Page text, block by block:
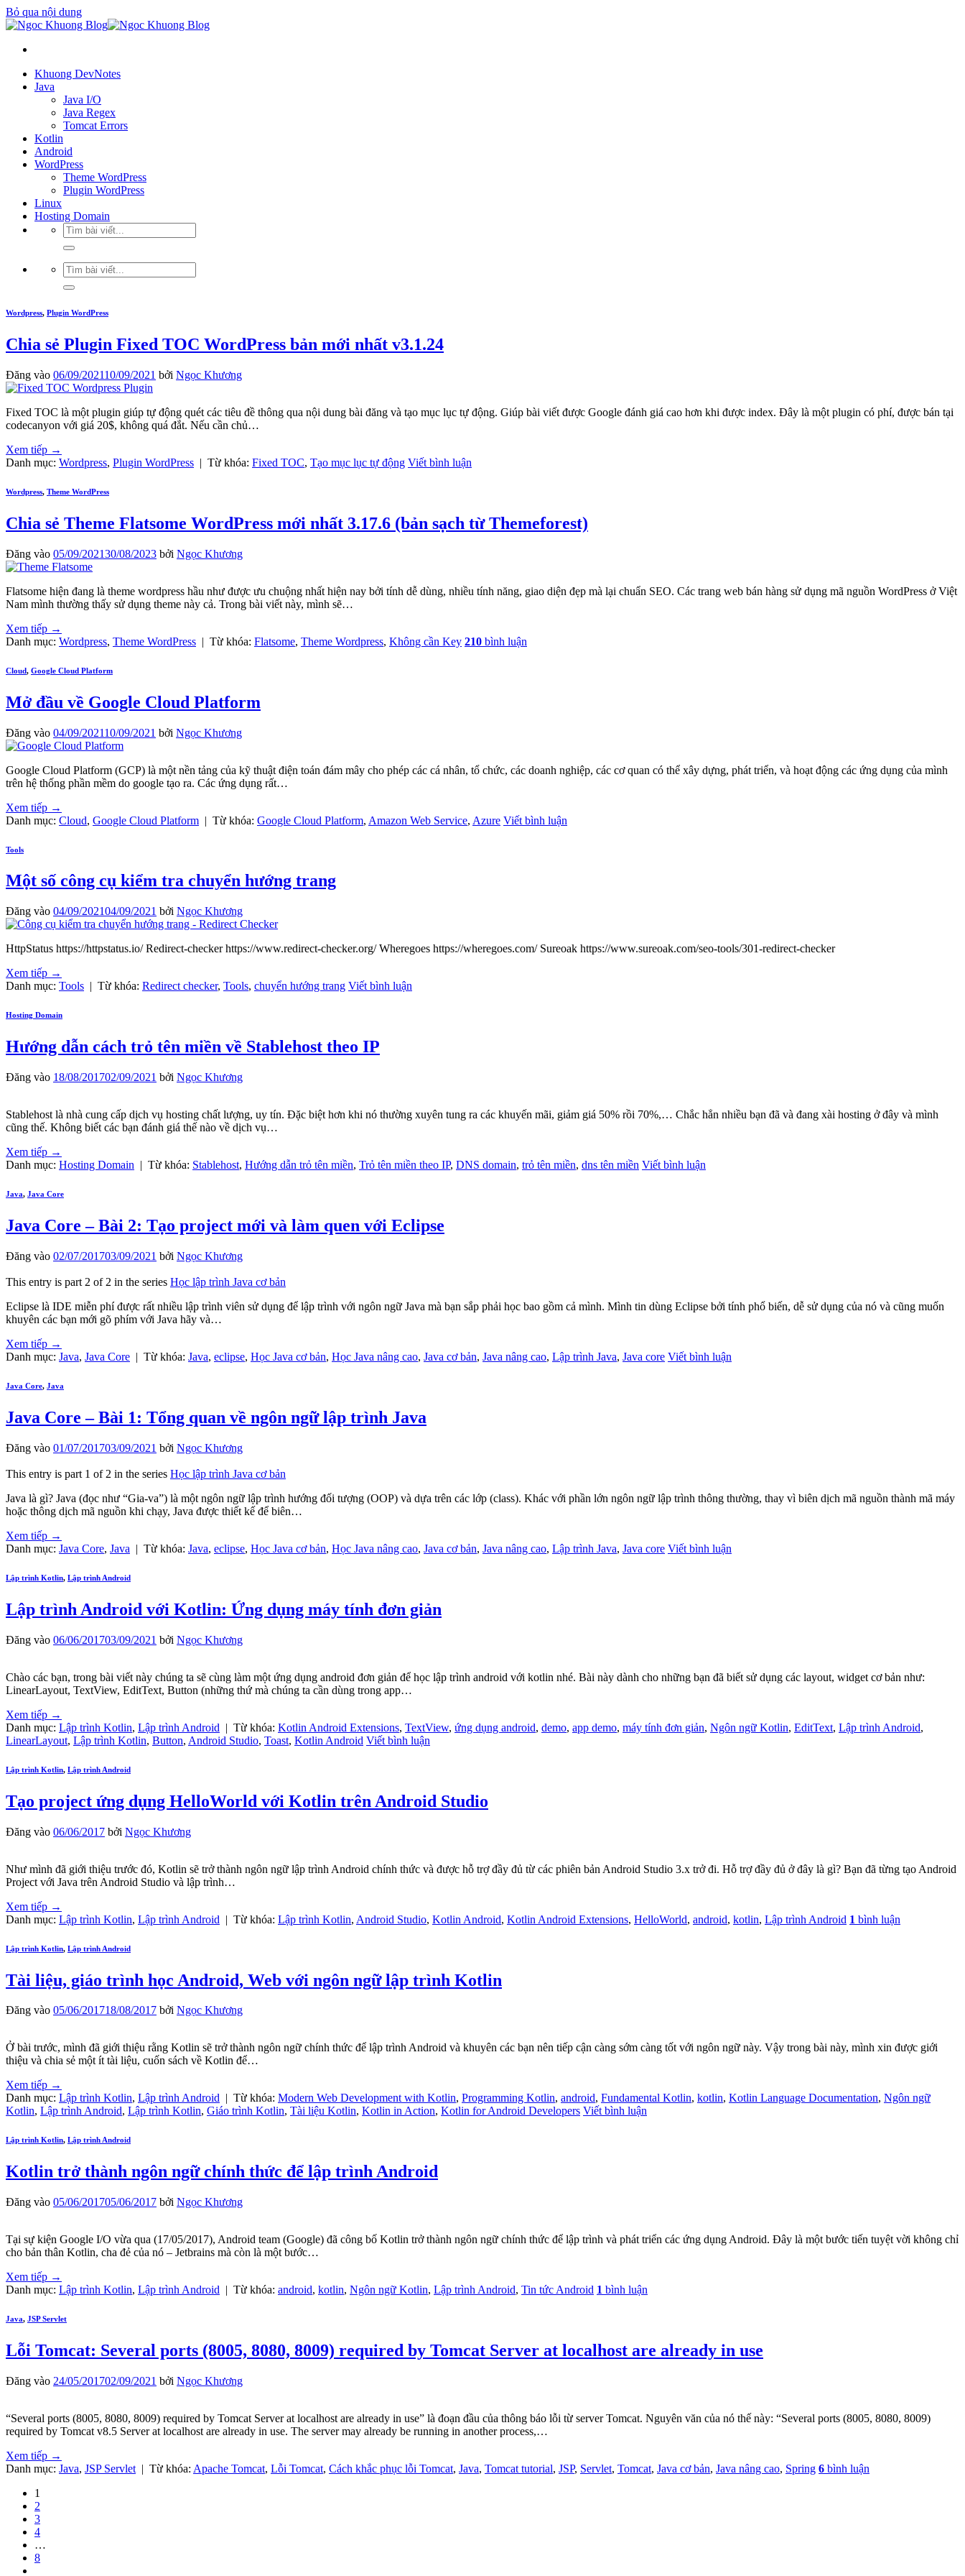
Bỏ qua nội dung
Khuong DevNotes
Java
Java I/O
Java Regex
Tomcat Errors
Kotlin
Android
WordPress
Theme WordPress
Plugin WordPress
Linux
Hosting Domain
Wordpress, Plugin WordPress
Chia sẻ Plugin Fixed TOC WordPress bản mới nhất v3.1.24
Đăng vào 06/09/202110/09/2021 bởi Ngọc Khương
Fixed TOC là một plugin giúp tự động quét các tiêu đề thông qua nội dung bài đăng và tạo mục lục tự động. Giúp bài viết được Google đánh giá cao hơn khi được index. Đây là một plugin có phí, được bán tại
codecanyon với giá 20$, không quá đắt. Nếu cần chủ…
Xem tiếp →
Danh mục: Wordpress, Plugin WordPress | Từ khóa: Fixed TOC, Tạo mục lục tự động Viết bình luận
Wordpress, Theme WordPress
Chia sẻ Theme Flatsome WordPress mới nhất 3.17.6 (bản sạch từ Themeforest)
Đăng vào 05/09/202130/08/2023 bởi Ngọc Khương
Flatsome hiện đang là theme wordpress hầu như được ưu chuộng nhất hiện nay bởi tính dễ dùng, nhiều tính năng, giao diện đẹp mà lại chuẩn SEO. Các trang web bán hàng sử dụng mã nguồn WordPress ở Việt
Nam mình thường thấy sử dụng theme này cả. Trong bài viết này, mình sẽ…
Xem tiếp →
Danh mục: Wordpress, Theme WordPress | Từ khóa: Flatsome, Theme Wordpress, Không cần Key 210 bình luận
Cloud, Google Cloud Platform
Mở đầu về Google Cloud Platform
Đăng vào 04/09/202110/09/2021 bởi Ngọc Khương
Google Cloud Platform (GCP) là một nền tảng của kỹ thuật điện toán đám mây cho phép các cá nhân, tổ chức, các doanh nghiệp, các cơ quan có thể xây dựng, phát triển, và hoạt động các ứng dụng của mình
trên hệ thống phần mềm do google tạo ra. Các ứng dụng rất…
Xem tiếp →
Danh mục: Cloud, Google Cloud Platform | Từ khóa: Google Cloud Platform, Amazon Web Service, Azure Viết bình luận
Tools
Một số công cụ kiểm tra chuyển hướng trang
Đăng vào 04/09/202104/09/2021 bởi Ngọc Khương
HttpStatus https://httpstatus.io/ Redirect-checker https://www.redirect-checker.org/ Wheregoes https://wheregoes.com/ Sureoak https://www.sureoak.com/seo-tools/301-redirect-checker
Xem tiếp →
Danh mục: Tools | Từ khóa: Redirect checker, Tools, chuyển hướng trang Viết bình luận
Hosting Domain
Hướng dẫn cách trỏ tên miền về Stablehost theo IP
Đăng vào 18/08/201702/09/2021 bởi Ngọc Khương
Stablehost là nhà cung cấp dịch vụ hosting chất lượng, uy tín. Đặc biệt hơn khi nó thường xuyên tung ra các khuyến mãi, giảm giá 50% rồi 70%,… Chắc hẳn nhiều bạn đã và đang xài hosting ở đây và mình
cũng thế. Không biết các bạn đánh giá thế nào về dịch vụ…
Xem tiếp →
Danh mục: Hosting Domain | Từ khóa: Stablehost, Hướng dẫn trỏ tên miền, Trỏ tên miền theo IP, DNS domain, trỏ tên miền, dns tên miền Viết bình luận
Java, Java Core
Java Core – Bài 2: Tạo project mới và làm quen với Eclipse
Đăng vào 02/07/201703/09/2021 bởi Ngọc Khương
This entry is part 2 of 2 in the series Học lập trình Java cơ bản
Eclipse là IDE miễn phí được rất nhiều lập trình viên sử dụng để lập trình với ngôn ngữ Java mà bạn sắp phải học bao gồm cả mình. Mình tin dùng Eclipse bởi tính phổ biến, dễ sử dụng của nó và cũng muốn
khuyên các bạn mới gõ phím với Java hãy và…
Xem tiếp →
Danh mục: Java, Java Core | Từ khóa: Java, eclipse, Học Java cơ bản, Học Java nâng cao, Java cơ bản, Java nâng cao, Lập trình Java, Java core Viết bình luận
Java Core, Java
Java Core – Bài 1: Tổng quan về ngôn ngữ lập trình Java
Đăng vào 01/07/201703/09/2021 bởi Ngọc Khương
This entry is part 1 of 2 in the series Học lập trình Java cơ bản
Java là gì? Java (đọc như “Gia-va”) là một ngôn ngữ lập trình hướng đối tượng (OOP) và dựa trên các lớp (class). Khác với phần lớn ngôn ngữ lập trình thông thường, thay vì biên dịch mã nguồn thành mã máy
hoặc thông dịch mã nguồn khi chạy, Java được thiết kế để biên…
Xem tiếp →
Danh mục: Java Core, Java | Từ khóa: Java, eclipse, Học Java cơ bản, Học Java nâng cao, Java cơ bản, Java nâng cao, Lập trình Java, Java core Viết bình luận
Lập trình Kotlin, Lập trình Android
Lập trình Android với Kotlin: Ứng dụng máy tính đơn giản
Đăng vào 06/06/201703/09/2021 bởi Ngọc Khương
Chào các bạn, trong bài viết này chúng ta sẽ cùng làm một ứng dụng android đơn giản để học lập trình android với kotlin nhé. Bài này dành cho những bạn đã biết sử dụng các layout, widget cơ bản như:
LinearLayout, TextView, EditText, Button (những thứ mà chúng ta cần dùng trong app…
Xem tiếp →
Danh mục: Lập trình Kotlin, Lập trình Android | Từ khóa: Kotlin Android Extensions, TextView, ứng dụng android, demo, app demo, máy tính đơn giản, Ngôn ngữ Kotlin, EditText, Lập trình Android,
LinearLayout, Lập trình Kotlin, Button, Android Studio, Toast, Kotlin Android Viết bình luận
Lập trình Kotlin, Lập trình Android
Tạo project ứng dụng HelloWorld với Kotlin trên Android Studio
Đăng vào 06/06/2017 bởi Ngọc Khương
Như mình đã giới thiệu trước đó, Kotlin sẽ trở thành ngôn ngữ lập trình Android chính thức và được hỗ trợ đầy đủ từ các phiên bản Android Studio 3.x trở đi. Hỗ trợ đầy đủ ở đây là gì? Bạn đã từng tạo Android
Project với Java trên Android Studio và lập trình…
Xem tiếp →
Danh mục: Lập trình Kotlin, Lập trình Android | Từ khóa: Lập trình Kotlin, Android Studio, Kotlin Android, Kotlin Android Extensions, HelloWorld, android, kotlin, Lập trình Android 1 bình luận
Lập trình Kotlin, Lập trình Android
Tài liệu, giáo trình học Android, Web với ngôn ngữ lập trình Kotlin
Đăng vào 05/06/201718/08/2017 bởi Ngọc Khương
Ở bài trước, mình đã giới thiệu rằng Kotlin sẽ trở thành ngôn ngữ chính thức để lập trình Android và khuyên các bạn nên tiếp cận càng sớm càng tốt với ngôn ngữ này. Vậy trong bài này, mình xin được giới
thiệu và chia sẻ một ít tài liệu, cuốn sách về Kotlin để…
Xem tiếp →
Danh mục: Lập trình Kotlin, Lập trình Android | Từ khóa: Modern Web Development with Kotlin, Programming Kotlin, android, Fundamental Kotlin, kotlin, Kotlin Language Documentation, Ngôn ngữ
Kotlin, Lập trình Android, Lập trình Kotlin, Giáo trình Kotlin, Tài liệu Kotlin, Kotlin in Action, Kotlin for Android Developers Viết bình luận
Lập trình Kotlin, Lập trình Android
Kotlin trở thành ngôn ngữ chính thức để lập trình Android
Đăng vào 05/06/201705/06/2017 bởi Ngọc Khương
Tại sự kiện Google I/O vừa qua (17/05/2017), Android team (Google) đã công bố Kotlin trở thành ngôn ngữ chính thức để lập trình và phát triển các ứng dụng Android. Đây là một bước tiến tuyệt vời không chỉ
cho bản thân Kotlin, cha đẻ của nó – Jetbrains mà còn là một bước…
Xem tiếp →
Danh mục: Lập trình Kotlin, Lập trình Android | Từ khóa: android, kotlin, Ngôn ngữ Kotlin, Lập trình Android, Tin tức Android 1 bình luận
Java, JSP Servlet
Lỗi Tomcat: Several ports (8005, 8080, 8009) required by Tomcat Server at localhost are already in use
Đăng vào 24/05/201702/09/2021 bởi Ngọc Khương
“Several ports (8005, 8080, 8009) required by Tomcat Server at localhost are already in use” là đoạn đầu của thông báo lỗi từ server Tomcat. Nguyên văn của nó thế này: “Several ports (8005, 8080, 8009)
required by Tomcat v8.5 Server at localhost are already in use. The server may already be running in another process,…
Xem tiếp →
Danh mục: Java, JSP Servlet | Từ khóa: Apache Tomcat, Lỗi Tomcat, Cách khắc phục lỗi Tomcat, Java, Tomcat tutorial, JSP, Servlet, Tomcat, Java cơ bản, Java nâng cao, Spring 6 bình luận
1
2
3
4
…
8